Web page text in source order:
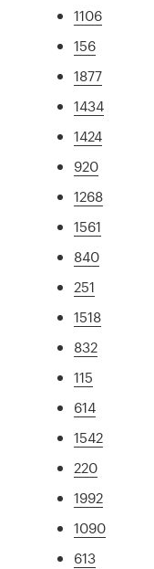
1106
156
1877
1434
1424
920
1268
1561
840
251
1518
832
115
614
1542
220
1992
1090
613